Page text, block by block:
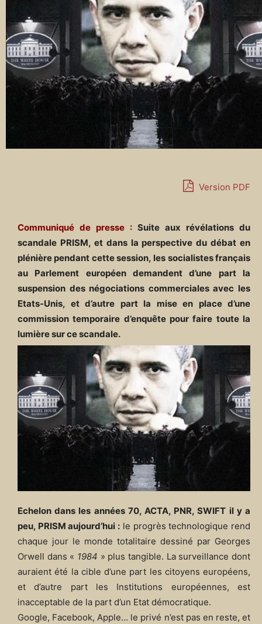
Version PDF
Communiqué de presse : Suite aux révélations du
scandale PRISM, et dans la perspective du débat en
plénière pendant cette session, les socialistes français
au Parlement européen demandent d’une part la
suspension des négociations commerciales avec les
Etats-Unis, et d’autre part la mise en place d’une
commission temporaire d’enquête pour faire toute la
lumière sur ce scandale.
Echelon dans les années 70, ACTA, PNR, SWIFT il y a
peu, PRISM aujourd’hui : le progrès technologique rend
chaque jour le monde totalitaire dessiné par Georges
Orwell dans « 1984 » plus tangible. La surveillance dont
auraient été la cible d’une part les citoyens européens,
et d’autre part les Institutions européennes, est
inacceptable de la part d’un Etat démocratique.
Google, Facebook, Apple… le privé n’est pas en reste, et